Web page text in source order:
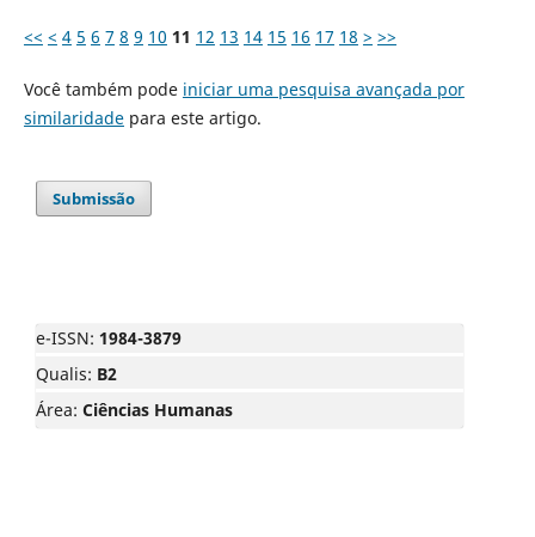
<< < 4 5 6 7 8 9 10 11 12 13 14 15 16 17 18 > >>
Você também pode iniciar uma pesquisa avançada por
similaridadepara este artigo.
Submissão
e-ISSN: 1984-3879
Qualis: B2
Área: Ciências Humanas